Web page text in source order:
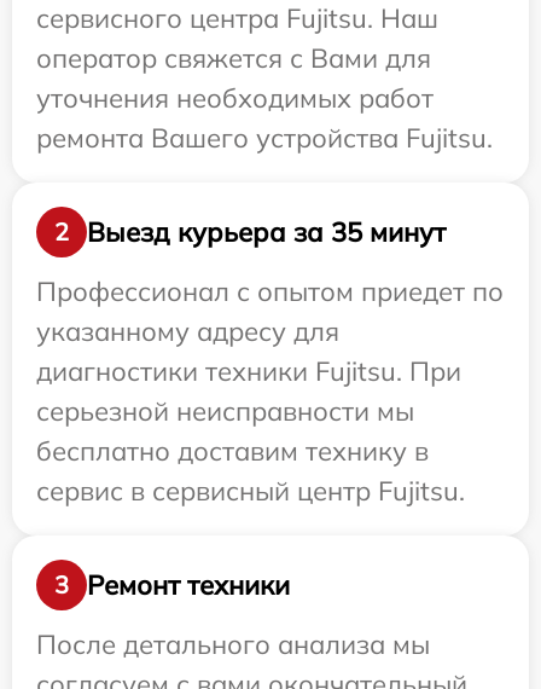
сервисного центра Fujitsu. Наш
оператор свяжется с Вами для
уточнения необходимых работ
ремонта Вашего устройства Fujitsu.
2
Выезд курьера за 35 минут
Профессионал с опытом приедет по
указанному адресу для
диагностики техники Fujitsu. При
серьезной неисправности мы
бесплатно доставим технику в
сервис в сервисный центр Fujitsu.
3
Ремонт техники
После детального анализа мы